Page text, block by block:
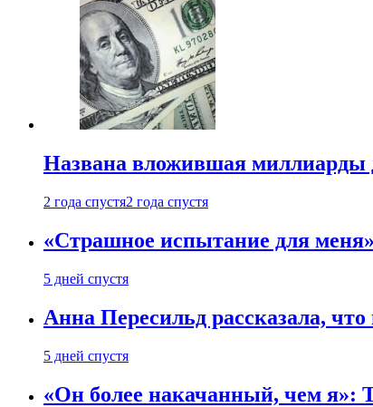
Названа вложившая миллиарды
2 года спустя2 года спустя
«Страшное испытание для
5 дней спустя
Анна Пересильд рассказала,
5 дней спустя
«Он более накачанный, чем я»: